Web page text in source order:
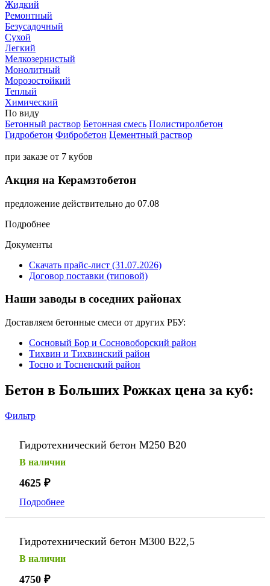
Жидкий
Ремонтный
Безусадочный
Сухой
Легкий
Мелкозернистый
Монолитный
Морозостойкий
Теплый
Химический
По виду
Бетонный раствор Бетонная смесь Полистиролбетон
Гидробетон Фибробетон Цементный раствор
при заказе от 7 кубов
Акция на Керамзтобетон
предложение действительно до 07.08
Подробнее
Документы
Скачать прайс-лист (31.07.2026)
Договор поставки (типовой)
Наши заводы в соседних районах
Доставляем бетонные смеси от других РБУ:
Сосновый Бор и Сосновоборский район
Тихвин и Тихвинский район
Тосно и Тосненский район
Бетон в Больших Рожках цена за куб:
Фильтр
Гидротехнический бетон М250 В20
В наличии
4625 ₽
Подробнее
Гидротехнический бетон М300 В22,5
В наличии
4750 ₽